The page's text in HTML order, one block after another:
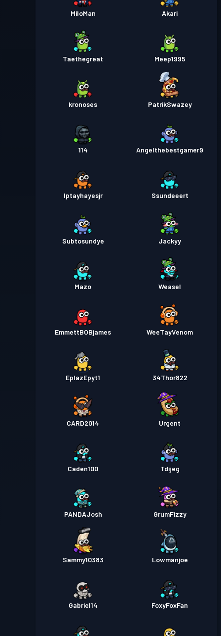
MiloMan Akari
Taethegreat Meep1995
kronoses PatrikSwazey
114 Angelthebestgamer9
Iptayhayesjr Ssundeeert
Subtosundye Jackyy
Mazo Weasel
EmmettBOBjames WeeTayVenom
EplazEpyt1 34Thor822
CARD2014 Urgent
Caden100 Tdijeg
PANDAJosh GrumFizzy
Sammy10383 Lowmanjoe
Gabriel14 FoxyFoxFan